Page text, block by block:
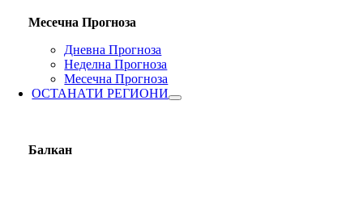
Месечна Прогноза
Дневна Прогноза
Неделна Прогноза
Месечна Прогноза
ОСТАНАТИ РЕГИОНИ
Балкан